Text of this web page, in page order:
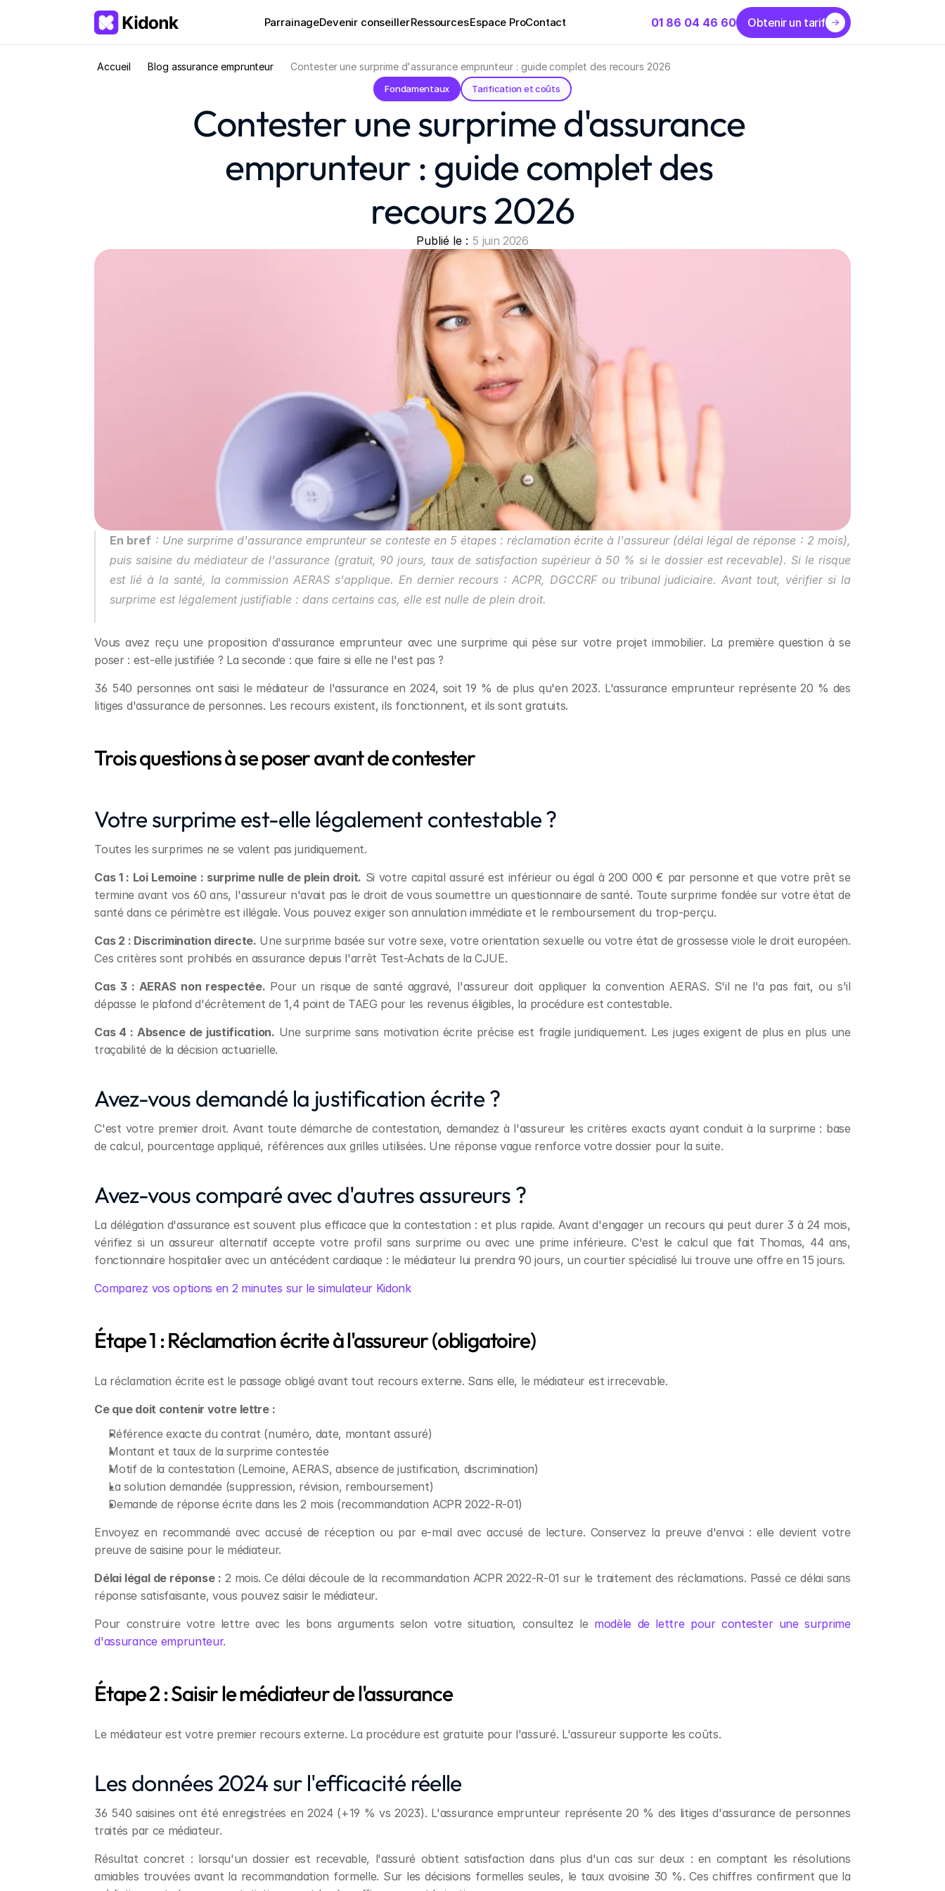
ParrainageDevenir conseillerRessourcesEspace ProContact 01 86 04 46 60 Obtenir un tarif
Accueil Blog assurance emprunteur Contester une surprime d'assurance emprunteur : guide complet des recours 2026
Fondamentaux Tarification et coûts
Contester une surprime d'assurance
emprunteur : guide complet des
recours 2026
Publié le : 5 juin 2026
En bref : Une surprime d'assurance emprunteur se conteste en 5 étapes : réclamation écrite à l'assureur (délai légal de réponse : 2 mois),
puis saisine du médiateur de l'assurance (gratuit, 90 jours, taux de satisfaction supérieur à 50 % si le dossier est recevable). Si le risque
est lié à la santé, la commission AERAS s'applique. En dernier recours : ACPR, DGCCRF ou tribunal judiciaire. Avant tout, vérifier si la
surprime est légalement justifiable : dans certains cas, elle est nulle de plein droit.
Vous avez reçu une proposition d'assurance emprunteur avec une surprime qui pèse sur votre projet immobilier. La première question à se
poser : est-elle justifiée ? La seconde : que faire si elle ne l'est pas ?
36 540 personnes ont saisi le médiateur de l'assurance en 2024, soit 19 % de plus qu'en 2023. L'assurance emprunteur représente 20 % des
litiges d'assurance de personnes. Les recours existent, ils fonctionnent, et ils sont gratuits.
Trois questions à se poser avant de contester
Votre surprime est-elle légalement contestable ?
Toutes les surprimes ne se valent pas juridiquement.
Cas 1 : Loi Lemoine : surprime nulle de plein droit. Si votre capital assuré est inférieur ou égal à 200 000 € par personne et que votre prêt se
termine avant vos 60 ans, l'assureur n'avait pas le droit de vous soumettre un questionnaire de santé. Toute surprime fondée sur votre état de
santé dans ce périmètre est illégale. Vous pouvez exiger son annulation immédiate et le remboursement du trop-perçu.
Cas 2 : Discrimination directe. Une surprime basée sur votre sexe, votre orientation sexuelle ou votre état de grossesse viole le droit européen.
Ces critères sont prohibés en assurance depuis l'arrêt Test-Achats de la CJUE.
Cas 3 : AERAS non respectée. Pour un risque de santé aggravé, l'assureur doit appliquer la convention AERAS. S'il ne l'a pas fait, ou s'il
dépasse le plafond d'écrêtement de 1,4 point de TAEG pour les revenus éligibles, la procédure est contestable.
Cas 4 : Absence de justification. Une surprime sans motivation écrite précise est fragile juridiquement. Les juges exigent de plus en plus une
traçabilité de la décision actuarielle.
Avez-vous demandé la justification écrite ?
C'est votre premier droit. Avant toute démarche de contestation, demandez à l'assureur les critères exacts ayant conduit à la surprime : base
de calcul, pourcentage appliqué, références aux grilles utilisées. Une réponse vague renforce votre dossier pour la suite.
Avez-vous comparé avec d'autres assureurs ?
La délégation d'assurance est souvent plus efficace que la contestation : et plus rapide. Avant d'engager un recours qui peut durer 3 à 24 mois,
vérifiez si un assureur alternatif accepte votre profil sans surprime ou avec une prime inférieure. C'est le calcul que fait Thomas, 44 ans,
fonctionnaire hospitalier avec un antécédent cardiaque : le médiateur lui prendra 90 jours, un courtier spécialisé lui trouve une offre en 15 jours.
Comparez vos options en 2 minutes sur le simulateur Kidonk
Étape 1 : Réclamation écrite à l'assureur (obligatoire)
La réclamation écrite est le passage obligé avant tout recours externe. Sans elle, le médiateur est irrecevable.
Ce que doit contenir votre lettre :
Référence exacte du contrat (numéro, date, montant assuré)
Montant et taux de la surprime contestée
Motif de la contestation (Lemoine, AERAS, absence de justification, discrimination)
La solution demandée (suppression, révision, remboursement)
Demande de réponse écrite dans les 2 mois (recommandation ACPR 2022-R-01)
Envoyez en recommandé avec accusé de réception ou par e-mail avec accusé de lecture. Conservez la preuve d'envoi : elle devient votre
preuve de saisine pour le médiateur.
Délai légal de réponse : 2 mois. Ce délai découle de la recommandation ACPR 2022-R-01 sur le traitement des réclamations. Passé ce délai sans
réponse satisfaisante, vous pouvez saisir le médiateur.
Pour construire votre lettre avec les bons arguments selon votre situation, consultez le modèle de lettre pour contester une surprime
d'assurance emprunteur.
Étape 2 : Saisir le médiateur de l'assurance
Le médiateur est votre premier recours externe. La procédure est gratuite pour l'assuré. L'assureur supporte les coûts.
Les données 2024 sur l'efficacité réelle
36 540 saisines ont été enregistrées en 2024 (+19 % vs 2023). L'assurance emprunteur représente 20 % des litiges d'assurance de personnes
traités par ce médiateur.
Résultat concret : lorsqu'un dossier est recevable, l'assuré obtient satisfaction dans plus d'un cas sur deux : en comptant les résolutions
amiables trouvées avant la recommandation formelle. Sur les décisions formelles seules, le taux avoisine 30 %. Ces chiffres confirment que la